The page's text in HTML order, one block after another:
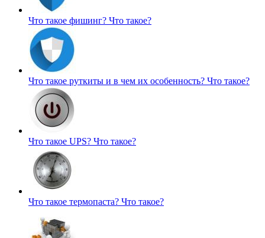
Что такое фишинг? Что такое?
Что такое руткиты и в чем их особенность? Что такое?
Что такое UPS? Что такое?
Что такое термопаста? Что такое?